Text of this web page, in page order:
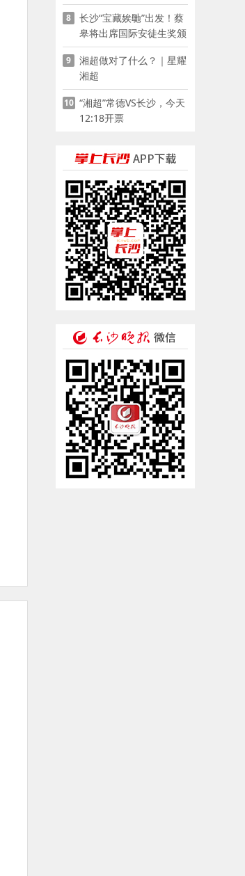
8
长沙“宝藏娭毑”出发！蔡
皋将出席国际安徒生奖颁
奖典礼并领奖
9
湘超做对了什么？｜星耀
湘超
10 “湘超”常德VS长沙，今天
12:18开票